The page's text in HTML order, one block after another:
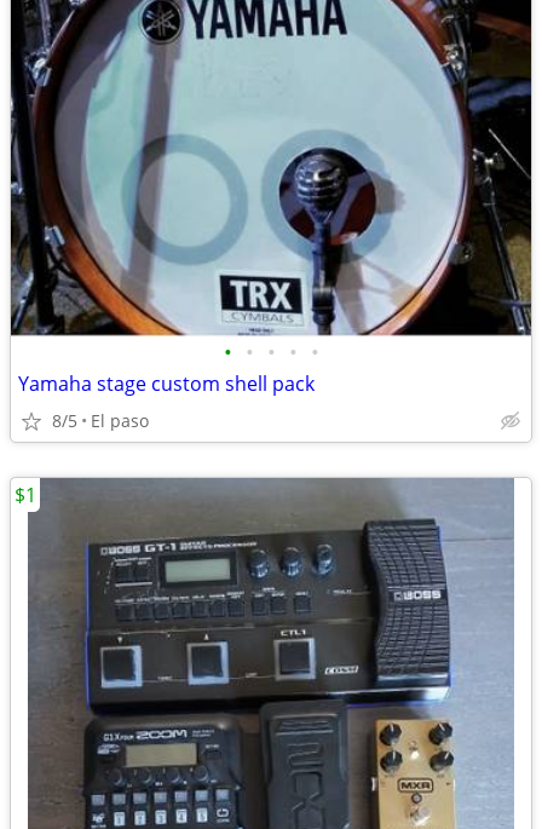
• • • • •
Yamaha stage custom shell pack
8/5 El paso
$1